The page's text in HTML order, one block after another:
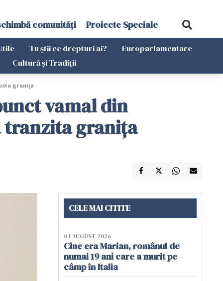
comunități Proiecte Speciale
Tu știi ce drepturi ai?
Europarlamentare
Cultură și Tradiții
graniţa
vamal din
tranzita graniţa
CELE MAI CITITE
04 AUGUST 2026
Cine era Marian, românul de
numai 19 ani care a murit pe
câmp în Italia